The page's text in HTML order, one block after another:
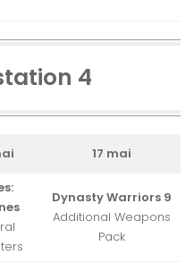
4
17 mai
Dynasty Warriors 9
Additional Weapons
Pack